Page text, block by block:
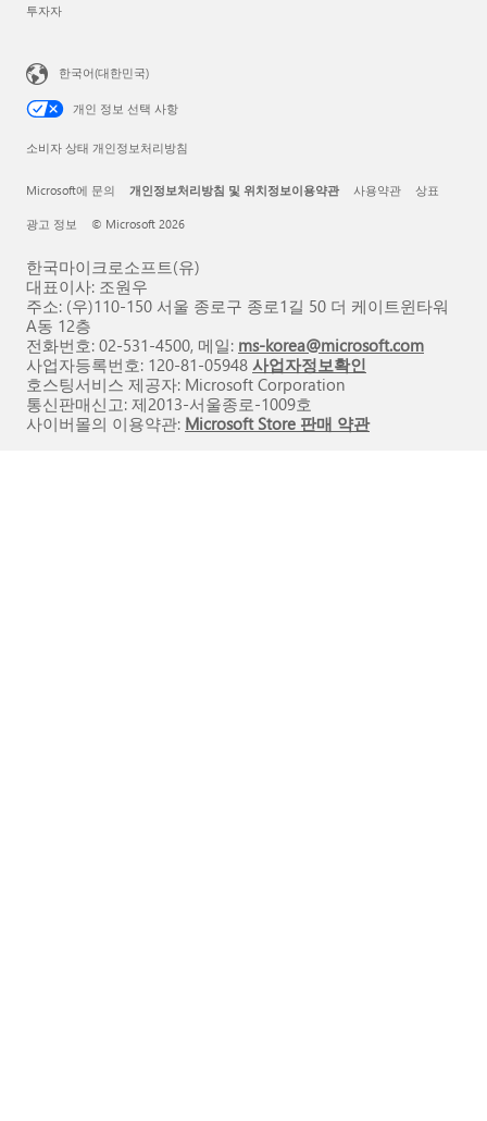
투자자
한국어(대한민국)
개인 정보 선택 사항
소비자 상태 개인정보처리방침
Microsoft에 문의 개인정보처리방침 및 위치정보이용약관 사용약관 상표
광고 정보 © Microsoft 2026
한국마이크로소프트(유)
대표이사: 조원우
주소: (우)110-150 서울 종로구 종로1길 50 더 케이트윈타워
A동 12층
전화번호: 02-531-4500, 메일: ms-korea@microsoft.com
사업자등록번호: 120-81-05948사업자정보확인
호스팅서비스 제공자: Microsoft Corporation
통신판매신고: 제2013-서울종로-1009호
사이버몰의 이용약관: Microsoft Store 판매 약관